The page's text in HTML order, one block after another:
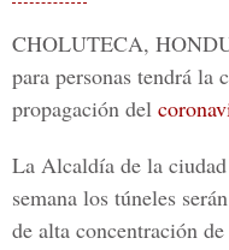
CHOLUTECA,
para personas tendrá la
propagación del
La Alcaldía de la
semana los túneles
de alta concentración de